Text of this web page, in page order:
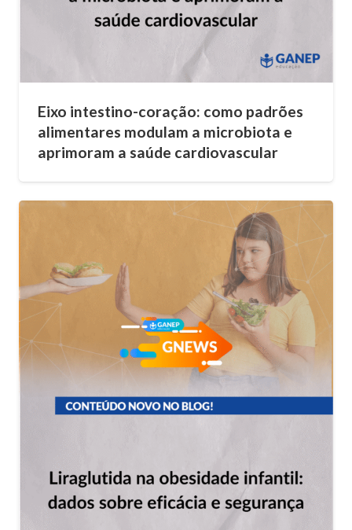
Eixo intestino-coração: como padrões
alimentares modulam a microbiota e
aprimoram a saúde cardiovascular